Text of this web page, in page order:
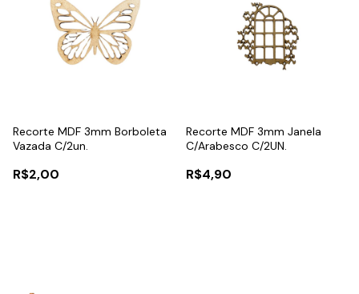
Recorte MDF 3mm Borboleta
Vazada C/2un.
R$2,00
Recorte MDF 3mm Janela
C/Arabesco C/2UN.
R$4,90